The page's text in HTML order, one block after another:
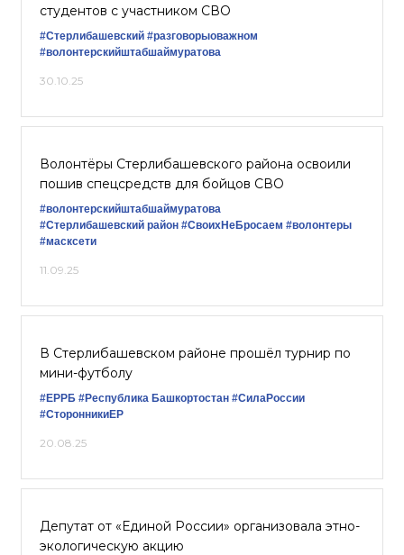
студентов с участником СВО
#Стерлибашевский #разговорыоважном
#волонтерскийштабшаймуратова
30.10.25
Волонтёры Стерлибашевского района освоили
пошив спецсредств для бойцов СВО
#волонтерскийштабшаймуратова
#Стерлибашевский район #СвоихНеБросаем #волонтеры
#масксети
11.09.25
В Стерлибашевском районе прошёл турнир по
мини-футболу
#ЕРРБ #Республика Башкортостан #СилаРоссии
#СторонникиЕР
20.08.25
Депутат от «Единой России» организовала этно-
экологическую акцию